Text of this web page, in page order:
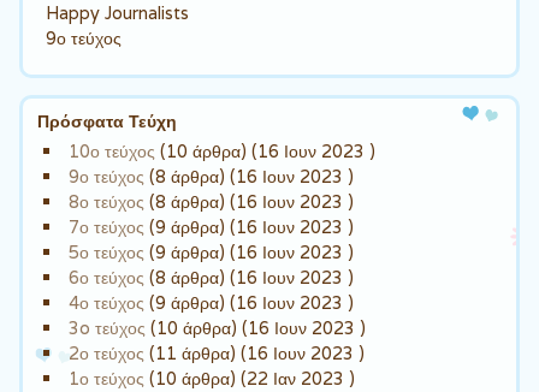
Happy Journalists
9ο τεύχος
Πρόσφατα Τεύχη
10ο τεύχος (10 άρθρα) (16 Ιουν 2023 )
9ο τεύχος (8 άρθρα) (16 Ιουν 2023 )
8ο τεύχος (8 άρθρα) (16 Ιουν 2023 )
7ο τεύχος (9 άρθρα) (16 Ιουν 2023 )
5ο τεύχος (9 άρθρα) (16 Ιουν 2023 )
6ο τεύχος (8 άρθρα) (16 Ιουν 2023 )
4ο τεύχος (9 άρθρα) (16 Ιουν 2023 )
3o τεύχος (10 άρθρα) (16 Ιουν 2023 )
2ο τεύχος (11 άρθρα) (16 Ιουν 2023 )
1ο τεύχος (10 άρθρα) (22 Ιαν 2023 )